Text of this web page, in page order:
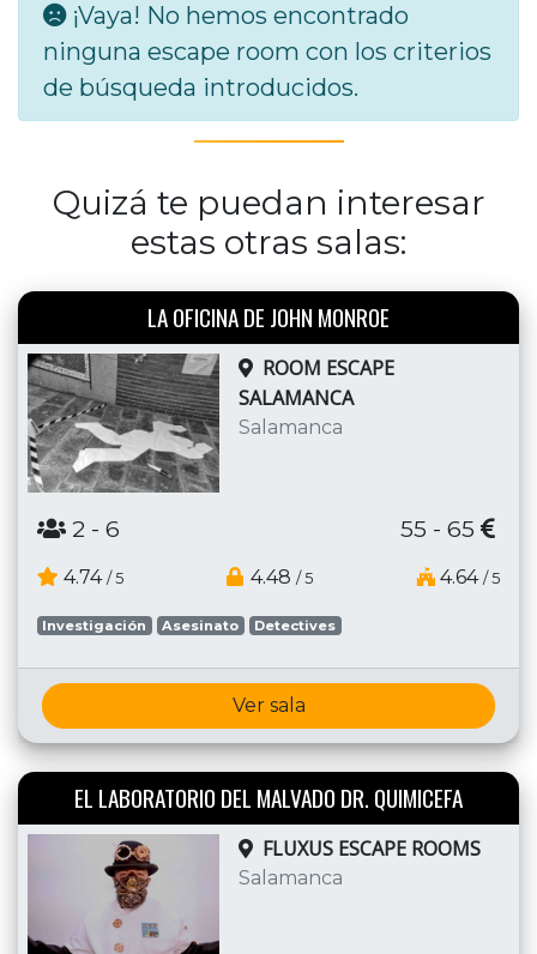
¡Vaya! No hemos encontrado
ninguna escape room con los criterios
de búsqueda introducidos.
Quizá te puedan interesar
estas otras salas:
LA OFICINA DE JOHN MONROE
ROOM ESCAPE
SALAMANCA
Salamanca
2 - 6 55 - 65
4.74 / 5 4.48 / 5 4.64 / 5
Investigación Asesinato Detectives
Ver sala
EL LABORATORIO DEL MALVADO DR. QUIMICEFA
FLUXUS ESCAPE ROOMS
Salamanca